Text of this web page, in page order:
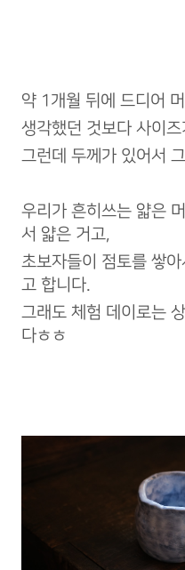
약 1개월 뒤에 드디어
생각했던 것보다 사이
그런데 두께가 있어서
우리가 흔히쓰는 얇은
서 얇은 거고,
초보자들이 점토를 쌓
고 합니다.
그래도 체험 데이로는
다ㅎㅎ